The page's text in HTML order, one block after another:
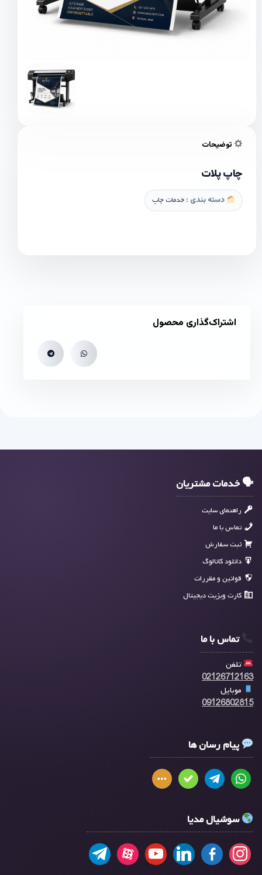
توضیحات
چاپ پلات
دسته بندی : خدمات چاپ
اشتراک‌گذاری محصول
🗣 خدمات مشتریان
راهنمای سایت
تماس با ما
ثبت سفارش
دانلود کاتالوگ
قوانین و مقررات
کارت ویزیت دیجیتال
تماس با ما
تلفن
02126712163
موبایل
09126802815
پیام رسان ها
سوشیال مدیا